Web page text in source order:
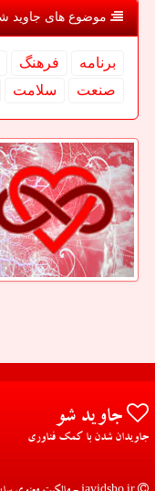
موضوع های جاوید
برنامه فرهنگ
صنعت
سلامت
جاوید شو
جاویدان شدن با کمک فناوری